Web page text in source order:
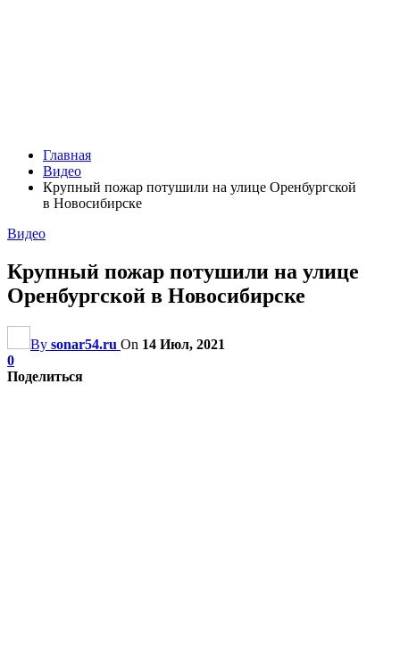
Главная
Видео
Крупный пожар потушили на улице Оренбургской
в Новосибирске
Видео
Крупный пожар потушили на улице
Оренбургской в Новосибирске
By sonar54.ru On 14 Июл, 2021
0
Поделиться